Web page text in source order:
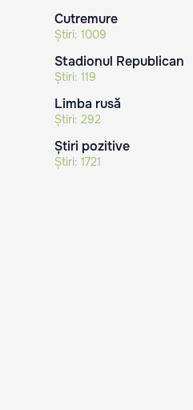
Cutremure
Știri: 1009
Stadionul Republican
Știri: 119
Limba rusă
Știri: 292
Știri pozitive
Știri: 1721